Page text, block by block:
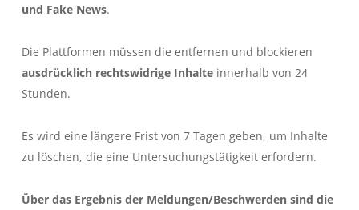
und Fake News.
Die Plattformen müssen die entfernen und blockieren
ausdrücklich rechtswidrige Inhalteinnerhalb von 24
Stunden.
Es wird eine längere Frist von 7 Tagen geben, um Inhalte
zu löschen, die eine Untersuchungstätigkeit erfordern.
Über das Ergebnis der Meldungen/Beschwerden sind die